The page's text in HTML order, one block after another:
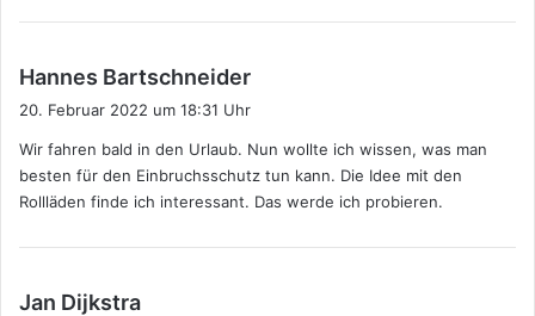
Hannes Bartschneider
t
:
20. Februar 2022 um 18:31 Uhr
Wir fahren bald in den Urlaub. Nun wollte ich wissen, was man
besten für den Einbruchsschutz tun kann. Die Idee mit den
Rollläden finde ich interessant. Das werde ich probieren.
Jan Dijkstra